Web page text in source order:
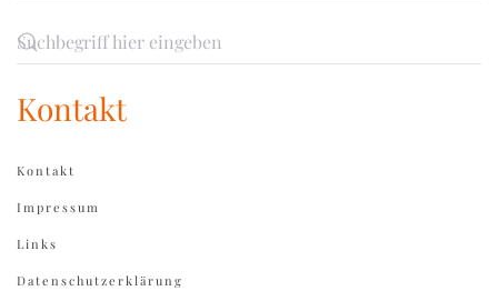
Kontakt
Kontakt
Impressum
Links
Datenschutzerklärung